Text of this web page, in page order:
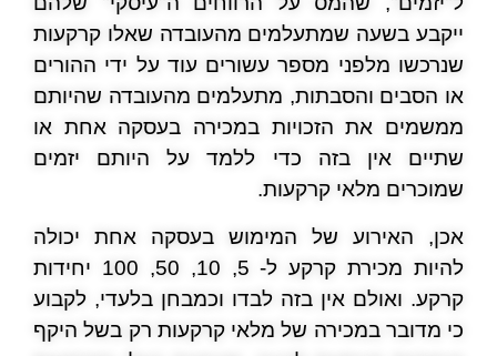
ייקבע בשעה שמתעלמים מהעובדה שאלו קרקעות
שנרכשו מלפני מספר עשורים עוד על ידי ההורים
או הסבים והסבתות, מתעלמים מהעובדה שהיותם
ממשמים את הזכויות במכירה בעסקה אחת או
שתיים אין בזה כדי ללמד על היותם יזמים
שמוכרים מלאי קרקעות.
אכן, האירוע של המימוש בעסקה אחת יכולה
להיות מכירת קרקע ל- 5, 10, 50, 100 יחידות
קרקע. ואולם אין בזה לבדו וכמבחן בלעדי, לקבוע
כי מדובר במכירה של מלאי קרקעות רק בשל היקף